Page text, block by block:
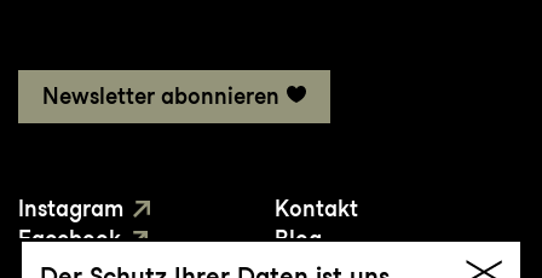
Newsletter abonnieren
Instagram
Facebook
YouTube
Kontakt
Blog
Presse